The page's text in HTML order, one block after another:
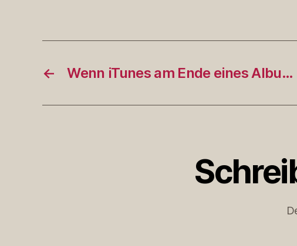
← Wenn iTunes am Ende eines Albu…